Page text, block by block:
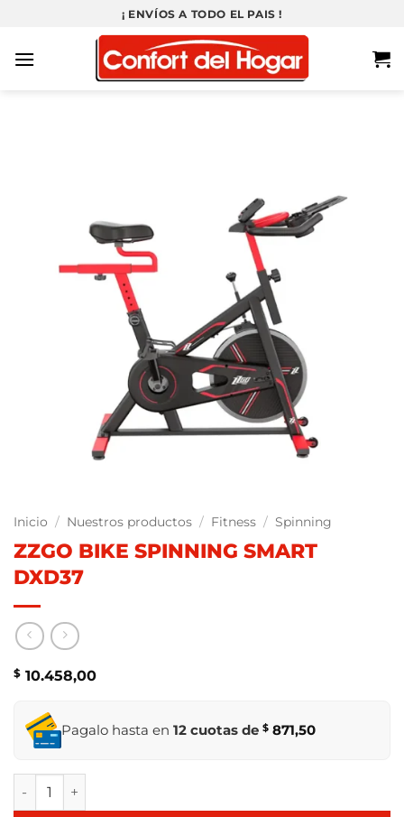
contenido
¡ ENVÍOS A TODO EL PAIS !
Inicio / Nuestros productos / Fitness / Spinning
ZZGO BIKE SPINNING SMART
DXD37
$ 10.458,00
Pagalo hasta en 12 cuotas de $ 871,50
ZZGO BIKE SPINNING SMART DXD37 cantidad